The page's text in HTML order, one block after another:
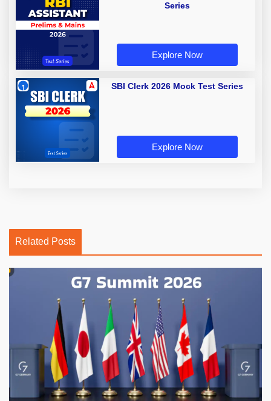
Series
Explore Now
SBI Clerk 2026 Mock Test Series
Explore Now
Related Posts